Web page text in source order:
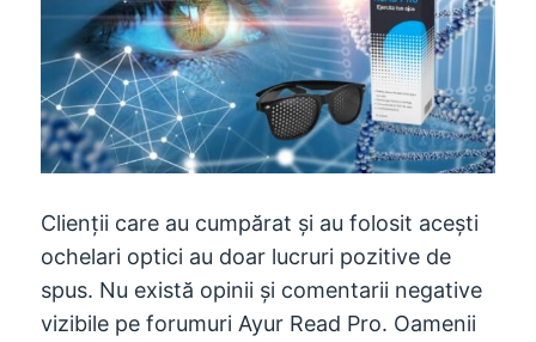
Clienții care au cumpărat și au folosit acești
ochelari optici au doar lucruri pozitive de
spus. Nu există opinii și comentarii negative
vizibile pe forumuri Ayur Read Pro. Oamenii